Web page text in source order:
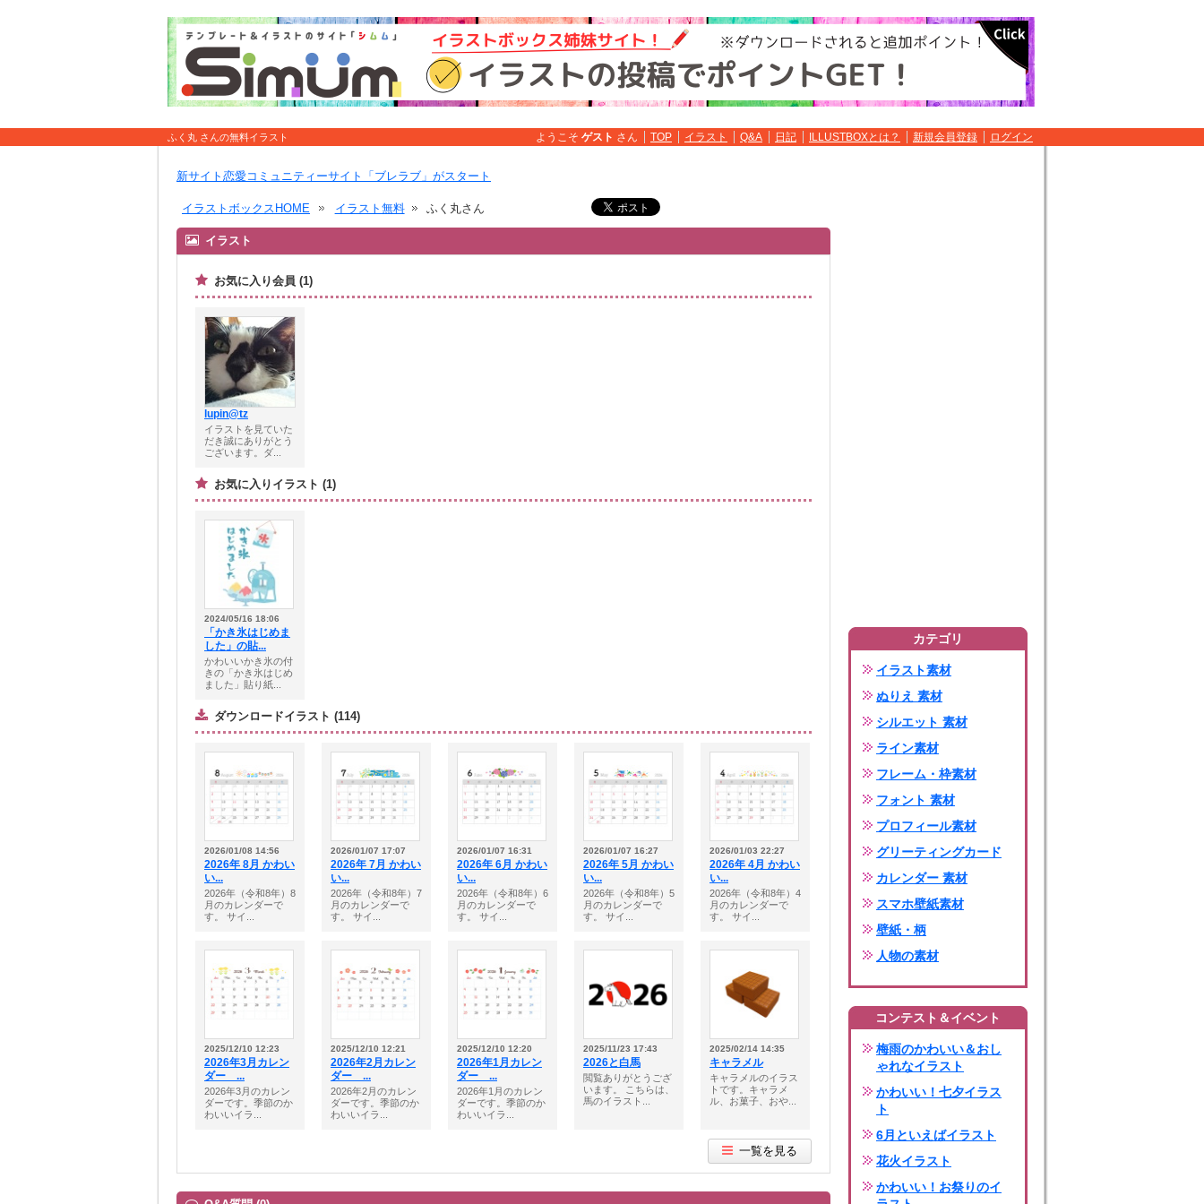
ふく丸 さんの無料イラスト ようこそ ゲスト さん TOP イラスト Q&A 日記 ILLUSTBOXとは？ 新規会員登録 ログイン
新サイト恋愛コミュニティーサイト「ブレラブ」がスタート
イラストボックスHOME イラスト無料 ふく丸さん
イラスト
お気に入り会員 (1)
lupin@tz
イラストを見ていた
だき誠にありがとう
ございます。ダ...
お気に入りイラスト (1)
2024/05/16 18:06
「かき氷はじめま
した」の貼...
かわいいかき氷の付
きの「かき氷はじめ
ました」貼り紙...
ダウンロードイラスト (114)
2026/01/08 14:56
2026年 8月 かわい
い...
2026年（令和8年）8
月のカレンダーで
す。 サイ...
2026/01/07 17:07
2026年 7月 かわい
い...
2026年（令和8年）7
月のカレンダーで
す。 サイ...
2026/01/07 16:31
2026年 6月 かわい
い...
2026年（令和8年）6
月のカレンダーで
す。 サイ...
2026/01/07 16:27
2026年 5月 かわい
い...
2026年（令和8年）5
月のカレンダーで
す。 サイ...
2026/01/03 22:27
2026年 4月 かわい
い...
2026年（令和8年）4
月のカレンダーで
す。 サイ...
2025/12/10 12:23
2026年3月カレン
ダー ...
2026年3月のカレン
ダーです。季節のか
わいいイラ...
2025/12/10 12:21
2026年2月カレン
ダー ...
2026年2月のカレン
ダーです。季節のか
わいいイラ...
2025/12/10 12:20
2026年1月カレン
ダー ...
2026年1月のカレン
ダーです。季節のか
わいいイラ...
2025/11/23 17:43
2026と白馬
閲覧ありがとうござ
います。 こちらは、
馬のイラスト...
2025/02/14 14:35
キャラメル
キャラメルのイラス
トです。キャラメ
ル、お菓子、おや...
一覧を見る
カテゴリ
イラスト素材
ぬりえ 素材
シルエット 素材
ライン素材
フレーム・枠素材
フォント 素材
プロフィール素材
グリーティングカード
カレンダー 素材
スマホ壁紙素材
壁紙・柄
人物の素材
コンテスト＆イベント
梅雨のかわいい＆おし
ゃれなイラスト
かわいい！七夕イラス
ト
6月といえばイラスト
花火イラスト
かわいい！お祭りのイ